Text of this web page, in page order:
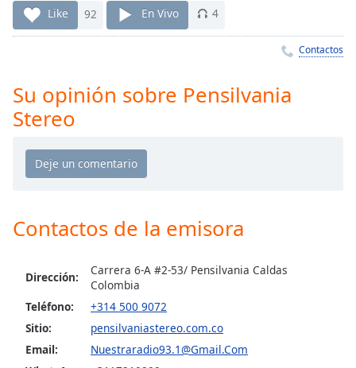
Remaining
Time-
Playback
Rate
Chapters
descriptions
selected
Subtitles
subtitles
settings
Like 92 En Vivo 4
Contactos
Su opinión sobre Pensilvania
Stereo
Contactos de la emisora
Dirección:
Carrera 6-A #2-53/ Pensilvania Caldas
Colombia
Teléfono:
+314 500 9072
Sitio:
pensilvaniastereo.com.co
Email:
Nuestraradio93.1@Gmail.Com